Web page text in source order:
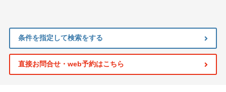
条件を指定して検索をする
直接お問合せ・web予約はこちら